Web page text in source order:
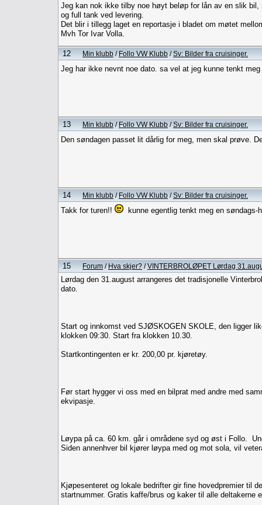
Jeg kan nok ikke tilby noe høyt beløp for lån av en slik
og full tank ved levering.
Det blir i tillegg laget en reportasje i bladet om møtet
Mvh Tor Ivar Volla.
12 Min klubb / Follo VW Klubb /Sv: Bilder fra cruisinger.
Jeg har ikke nevnt noe dato. sa vel at jeg kunne tenkt
13 Min klubb / Follo VW Klubb /Sv: Bilder fra cruisinger.
Den søndagen passet lit dårlig for meg, men skal prøve.
14 Min klubb / Follo VW Klubb /Sv: Bilder fra cruisinger.
Takk for turen!! kunne egentlig tenkt meg en
15 Forum / Hva skjer? /VINTERBROLØPET Lørdag
Lørdag den 31.august arrangeres det tradisjonelle
dato.
Start og innkomst ved SJØSKOGEN SKOLE, den ligger
klokken 09:30. Start fra klokken 10.30.
Startkontingenten er kr. 200,00 pr. kjøretøy.
Før start hygger vi oss med en bilprat med andre med
ekvipasje.
Løypa på ca. 60 km. går i områdene syd og øst i Follo.
Siden annenhver bil kjører løypa med og mot sola, vil
Kjøpesenteret og lokale bedrifter gir fine hovedpremier til
startnummer. Gratis kaffe/brus og kaker til alle deltakerne